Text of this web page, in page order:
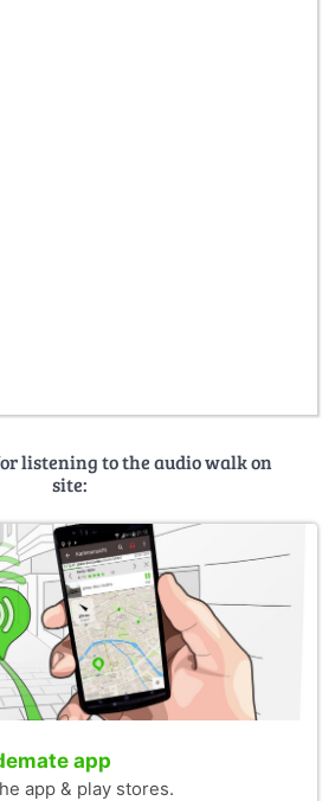
listening to the audio walk on
site:
app
app & play stores.